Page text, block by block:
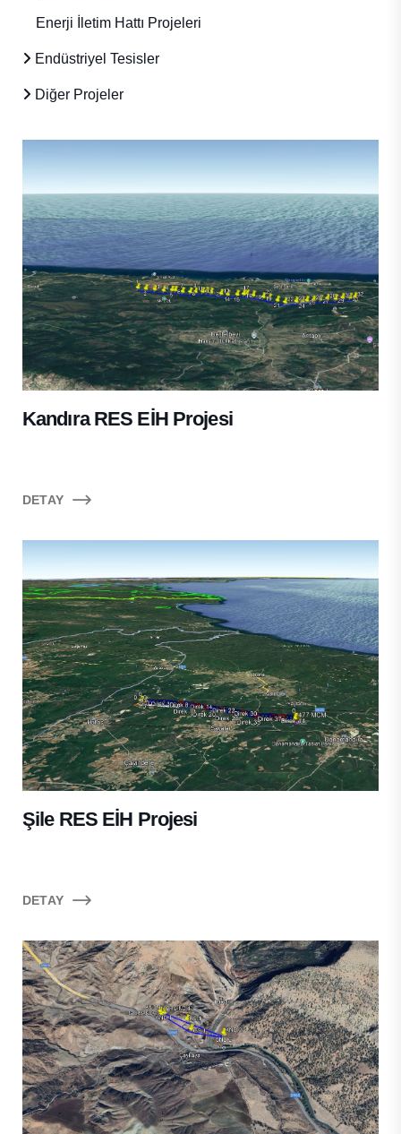
Enerji İletim Hattı Projeleri
Endüstriyel Tesisler
Diğer Projeler
Kandıra RES EİH Projesi
DETAY
Şile RES EİH Projesi
DETAY